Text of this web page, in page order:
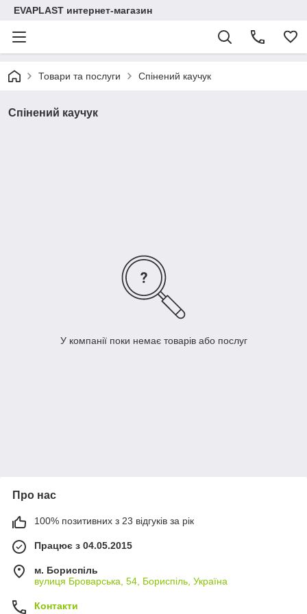
EVAPLAST интернет-магазин
Товари та послуги Спінений каучук
Спінений каучук
У компанії поки немає товарів або послуг
Про нас
100% позитивних з 23 відгуків за рік
Працює з 04.05.2015
м. Бориспіль
вулиця Броварська, 54, Бориспіль, Україна
Контакти